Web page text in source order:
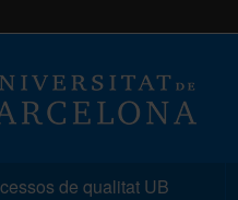
de qualitat UB